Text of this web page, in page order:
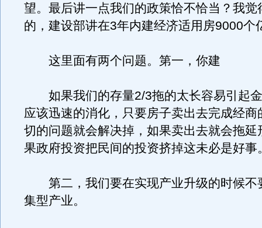
望。最后讲一点我们的政策恰不恰当？我觉
的，建设部讲在3年内建经济适用房9000个
这里面有两个问题。第一，你建
如果我们的存量2/3拖的太长容易引起
应该迅速的消化，只要房子卖出去完成经商
切的问题就会解决掉，如果卖出去就会拖延
果政府投资把民间的投资挤掉这未必是好事
第二，我们要在实现产业升级的时候不
集型产业。